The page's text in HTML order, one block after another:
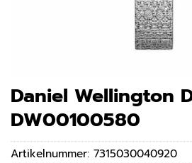
Daniel Wellington
DW00100580
Artikelnummer: 7315030040920